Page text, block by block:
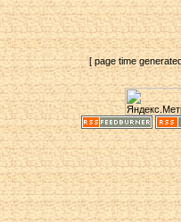
[ page time